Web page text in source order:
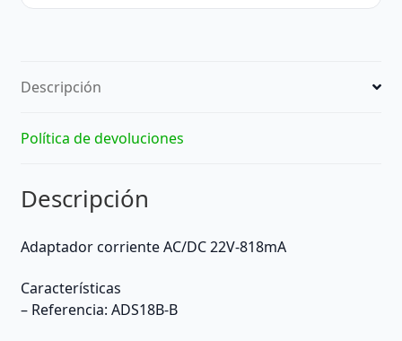
Descripción
Política de devoluciones
Descripción
Adaptador corriente AC/DC 22V-818mA
Características
– Referencia: ADS18B-B